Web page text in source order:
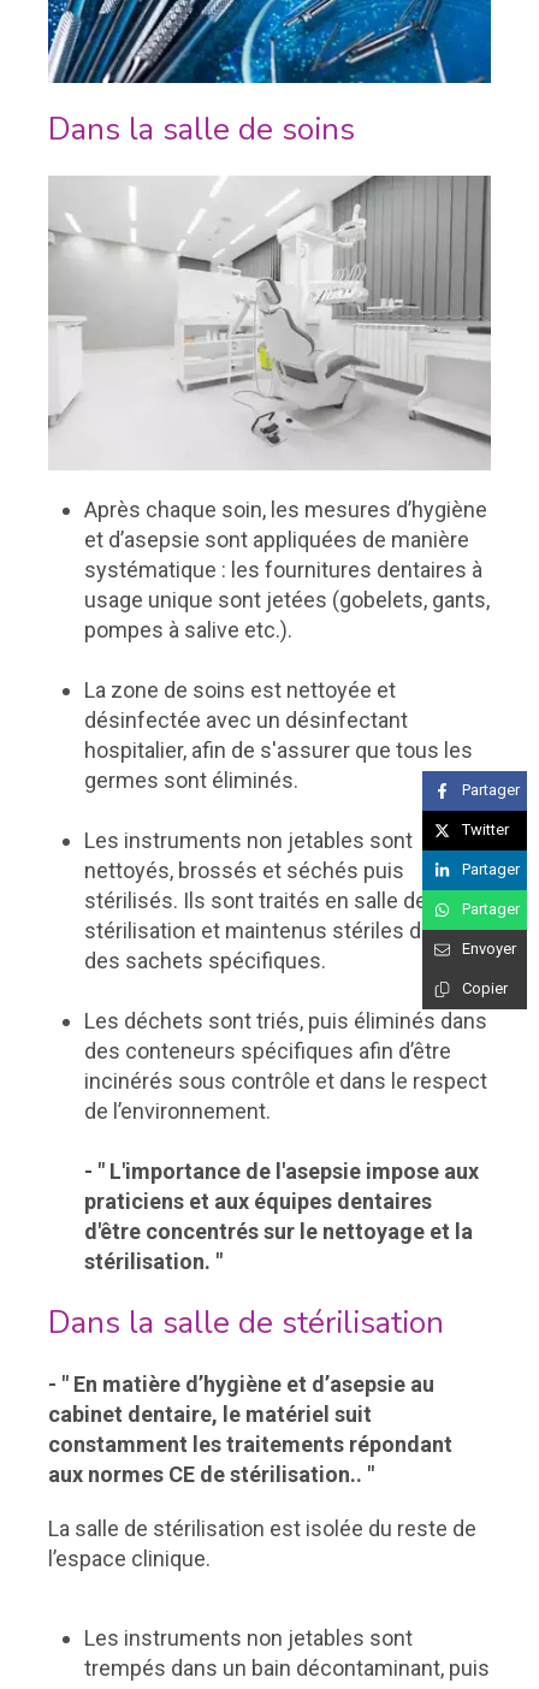
Dans la salle de soins
Après chaque soin, les mesures d’hygiène
et d’asepsie sont appliquées de manière
systématique : les fournitures dentaires à
usage unique sont jetées (gobelets, gants,
pompes à salive etc.).
La zone de soins est nettoyée et
désinfectée avec un désinfectant
hospitalier, afin de s'assurer que tous les
germes sont éliminés.
Les instruments non jetables sont
nettoyés, brossés et séchés puis
stérilisés. Ils sont traités en salle de
stérilisation et maintenus stériles dans
des sachets spécifiques.
Les déchets sont triés, puis éliminés dans
des conteneurs spécifiques afin d’être
incinérés sous contrôle et dans le respect
de l’environnement.
- " L'importance de l'asepsie impose aux
praticiens et aux équipes dentaires
d'être concentrés sur le nettoyage et la
stérilisation. "
Dans la salle de stérilisation
- " En matière d’hygiène et d’asepsie au
cabinet dentaire, le matériel suit
constamment les traitements répondant
aux normes CE de stérilisation.. "
La salle de stérilisation est isolée du reste de
l’espace clinique.
Les instruments non jetables sont
trempés dans un bain décontaminant, puis
Partager
Twitter
Partager
Partager
Envoyer
Copier